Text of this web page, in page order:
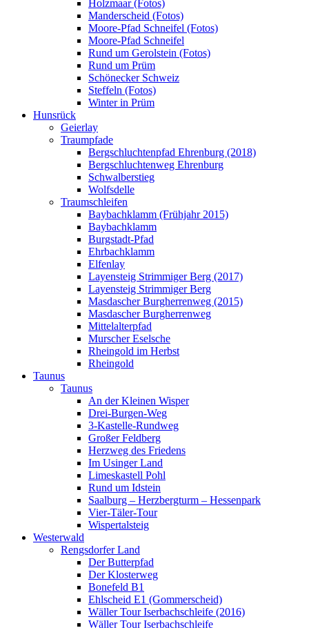
Holzmaar (Fotos)
Manderscheid (Fotos)
Moore-Pfad Schneifel (Fotos)
Moore-Pfad Schneifel
Rund um Gerolstein (Fotos)
Rund um Prüm
Schönecker Schweiz
Steffeln (Fotos)
Winter in Prüm
Hunsrück
Geierlay
Traumpfade
Bergschluchtenpfad Ehrenburg (2018)
Bergschluchtenweg Ehrenburg
Schwalberstieg
Wolfsdelle
Traumschleifen
Baybachklamm (Frühjahr 2015)
Baybachklamm
Burgstadt-Pfad
Ehrbachklamm
Elfenlay
Layensteig Strimmiger Berg (2017)
Layensteig Strimmiger Berg
Masdascher Burgherrenweg (2015)
Masdascher Burgherrenweg
Mittelalterpfad
Murscher Eselsche
Rheingold im Herbst
Rheingold
Taunus
Taunus
An der Kleinen Wisper
Drei-Burgen-Weg
3-Kastelle-Rundweg
Großer Feldberg
Herzweg des Friedens
Im Usinger Land
Limeskastell Pohl
Rund um Idstein
Saalburg – Herzbergturm – Hessenpark
Vier-Täler-Tour
Wispertalsteig
Westerwald
Rengsdorfer Land
Der Butterpfad
Der Klosterweg
Bonefeld B1
Ehlscheid E1 (Gommerscheid)
Wäller Tour Iserbachschleife (2016)
Wäller Tour Iserbachschleife